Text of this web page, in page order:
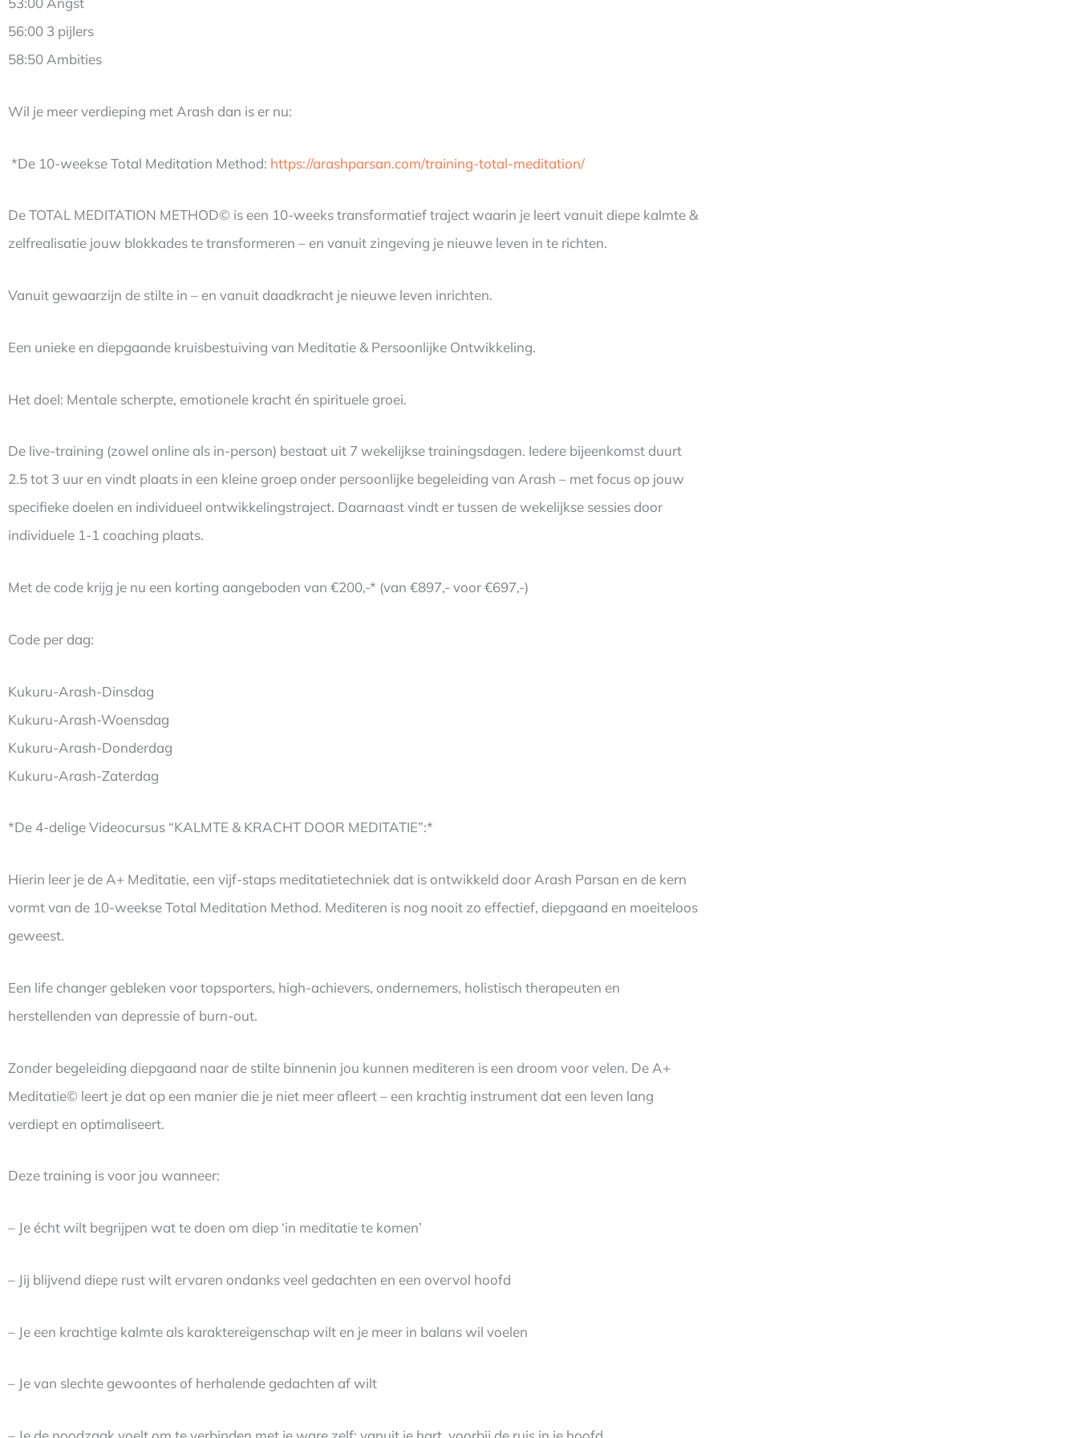
56:00 3 pijlers
58:50 Ambities
Wil je meer verdieping met Arash dan is er nu:
*De 10-weekse Total Meditation Method: https://arashparsan.com/training-total-meditation/
De TOTAL MEDITATION METHOD©️ is een 10-weeks transformatief traject waarin je leert vanuit diepe kalmte &
zelfrealisatie jouw blokkades te transformeren – en vanuit zingeving je nieuwe leven in te richten.
Vanuit gewaarzijn de stilte in – en vanuit daadkracht je nieuwe leven inrichten.
Een unieke en diepgaande kruisbestuiving van Meditatie & Persoonlijke Ontwikkeling.
Het doel: Mentale scherpte, emotionele kracht én spirituele groei.
De live-training (zowel online als in-person) bestaat uit 7 wekelijkse trainingsdagen. Iedere bijeenkomst duurt
2.5 tot 3 uur en vindt plaats in een kleine groep onder persoonlijke begeleiding van Arash – met focus op jouw
specifieke doelen en individueel ontwikkelingstraject. Daarnaast vindt er tussen de wekelijkse sessies door
individuele 1-1 coaching plaats.
Met de code krijg je nu een korting aangeboden van €200,-* (van €897,- voor €697,-)
Code per dag:
Kukuru-Arash-Dinsdag
Kukuru-Arash-Woensdag
Kukuru-Arash-Donderdag
Kukuru-Arash-Zaterdag
*De 4-delige Videocursus “KALMTE & KRACHT DOOR MEDITATIE”:*
Hierin leer je de A+ Meditatie, een vijf-staps meditatietechniek dat is ontwikkeld door Arash Parsan en de kern
vormt van de 10-weekse Total Meditation Method. Mediteren is nog nooit zo effectief, diepgaand en moeiteloos
geweest.
Een life changer gebleken voor topsporters, high-achievers, ondernemers, holistisch therapeuten en
herstellenden van depressie of burn-out.
Zonder begeleiding diepgaand naar de stilte binnenin jou kunnen mediteren is een droom voor velen. De A+
Meditatie©️ leert je dat op een manier die je niet meer afleert – een krachtig instrument dat een leven lang
verdiept en optimaliseert.
Deze training is voor jou wanneer:
– Je écht wilt begrijpen wat te doen om diep ‘in meditatie te komen’
– Jij blijvend diepe rust wilt ervaren ondanks veel gedachten en een overvol hoofd
– Je een krachtige kalmte als karaktereigenschap wilt en je meer in balans wil voelen
– Je van slechte gewoontes of herhalende gedachten af wilt